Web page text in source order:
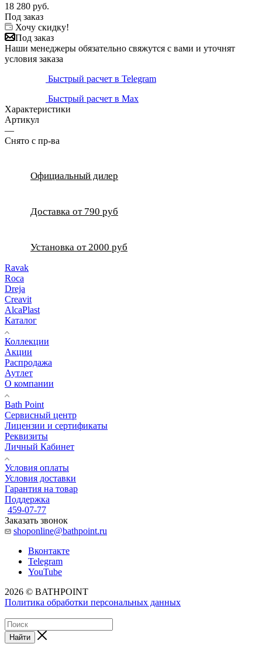
18 280 руб.
Под заказ
Хочу скидку!
Под заказ
Наши менеджеры обязательно свяжутся с вами и уточнят
условия заказа
Быстрый расчет в Telegram
Быстрый расчет в Max
Характеристики
Артикул
—
Снято с пр-ва
Официальный дилер
Доставка от 790 руб
Установка от 2000 руб
Ravak
Roca
Dreja
Creavit
AlcaPlast
Каталог
Коллекции
Акции
Распродажа
Аутлет
О компании
Bath Point
Сервисный центр
Лицензии и сертификаты
Реквизиты
Личный Кабинет
Условия оплаты
Условия доставки
Гарантия на товар
Поддержка
459-07-77
Заказать звонок
shoponline@bathpoint.ru
Вконтакте
Telegram
YouTube
2026 © BATHPOINT
Политика обработки персональных данных
Найти